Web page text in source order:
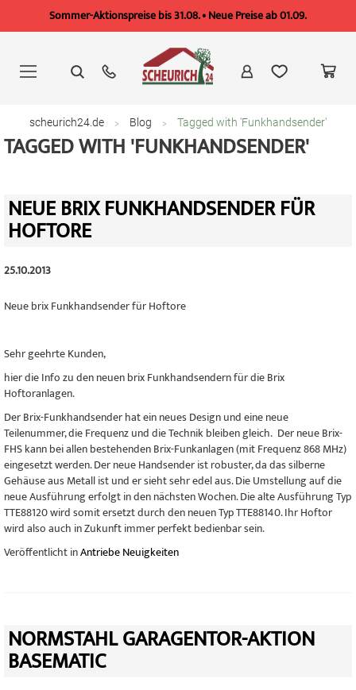
Sommer-Aktionspreise bis 31.08. • Neue Preise ab 01.09.
springen
scheurich24.de Blog Tagged with 'Funkhandsender'
TAGGED WITH 'FUNKHANDSENDER'
NEUE BRIX FUNKHANDSENDER FÜR
HOFTORE
25.10.2013
Neue brix Funkhandsender für Hoftore
Sehr geehrte Kunden,
hier die Info zu den neuen brix Funkhandsendern für die Brix
Hoftoranlagen.
Der Brix-Funkhandsender hat ein neues Design und eine neue
Teilenummer, die Frequenz und die Technik bleiben gleich. Der neue Brix-
FHS kann bei allen bestehenden Brix-Funkanlagen (mit Frequenz 868 MHz)
eingesetzt werden. Der neue Handsender ist robuster, da das silberne
Gehäuse aus Metall ist und er sieht sehr edel aus. Die Umstellung auf die
neue Ausführung erfolgt in den nächsten Wochen. Die alte Ausführung Typ
TTE88120 wird somit ersetzt durch den neuen Typ TTE88140. Ihr Hoftor
wird also auch in Zukunft immer perfekt bedienbar sein.
Veröffentlicht inAntriebe Neuigkeiten
NORMSTAHL GARAGENTOR-AKTION
BASEMATIC